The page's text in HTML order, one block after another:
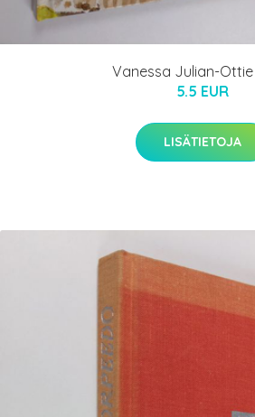
Vanessa Julian-Ottie
5.5 EUR
LISÄTIETOJA